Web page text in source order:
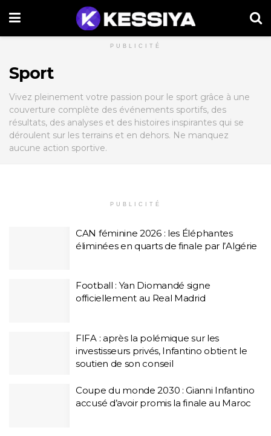
PUBLICITÉ
Sport
Vivez pleinement votre passion pour le sport grâce à une
couverture complète des événements sportifs, des
résultats, des analyses et des histoires inspirantes qui se
déroulent sur les terrains et en dehors. Ne manquez
aucune action sportive.
PUBLICITÉ
CAN féminine 2026 : les Éléphantes
éliminées en quarts de finale par l’Algérie
Football : Yan Diomandé signe
officiellement au Real Madrid
FIFA : après la polémique sur les
investisseurs privés, Infantino obtient le
soutien de son conseil
Coupe du monde 2030 : Gianni Infantino
accusé d’avoir promis la finale au Maroc